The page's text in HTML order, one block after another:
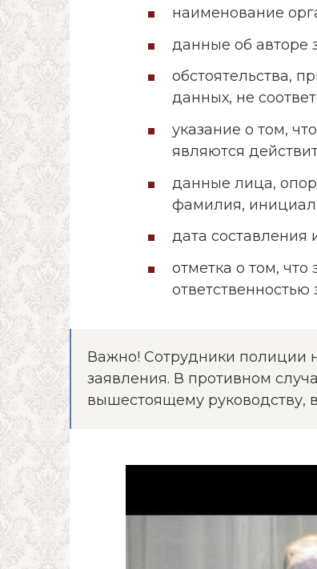
наименование
данные об авторе
обстоятельства,
данных, не
указание о том,
являются
данные лица,
фамилия,
дата составления
отметка о том, что
Важно! Сотрудники полиции
заявления. В противном
вышестоящему руководству,